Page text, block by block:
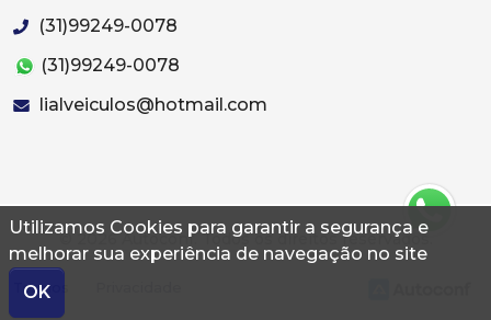
Utilizamos Cookies para garantir a segurança e
melhorar sua experiência de navegação no site
OK
(31)99249-0078
(31)99249-0078
lialveiculos@hotmail.com
© 2026 Autoconf. Todos os direitos reservados.
Termos